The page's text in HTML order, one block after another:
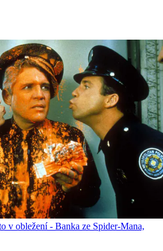
v obležení - Banka ze Spider-Mana,